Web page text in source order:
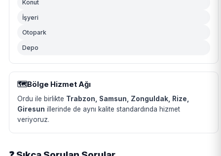
Konut
İşyeri
Otopark
Depo
🗺️Bölge Hizmet Ağı
Ordu ile birlikte Trabzon, Samsun, Zonguldak, Rize,
Giresun illerinde de aynı kalite standardında hizmet
veriyoruz.